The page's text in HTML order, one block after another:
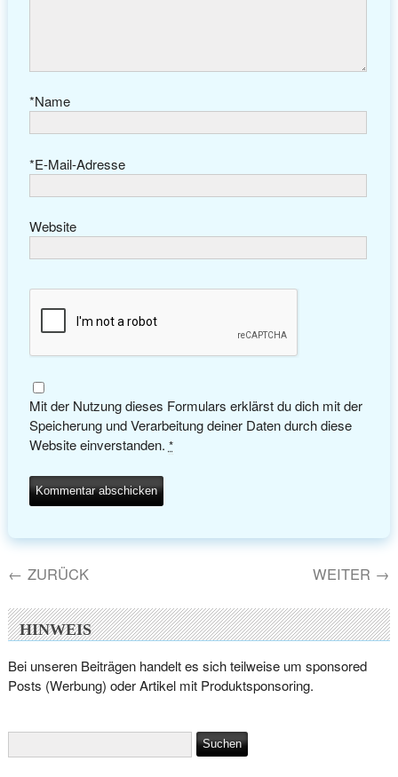
Name
*
E-Mail-Adresse
*
Website
Mit der Nutzung dieses Formulars erklärst du dich mit der
Speicherung und Verarbeitung deiner Daten durch diese
Website einverstanden. *
← ZURÜCK WEITER →
HINWEIS
Bei unseren Beiträgen handelt es sich teilweise um sponsored
Posts (Werbung) oder Artikel mit Produktsponsoring.